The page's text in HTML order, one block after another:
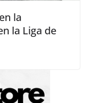
la
la Liga de